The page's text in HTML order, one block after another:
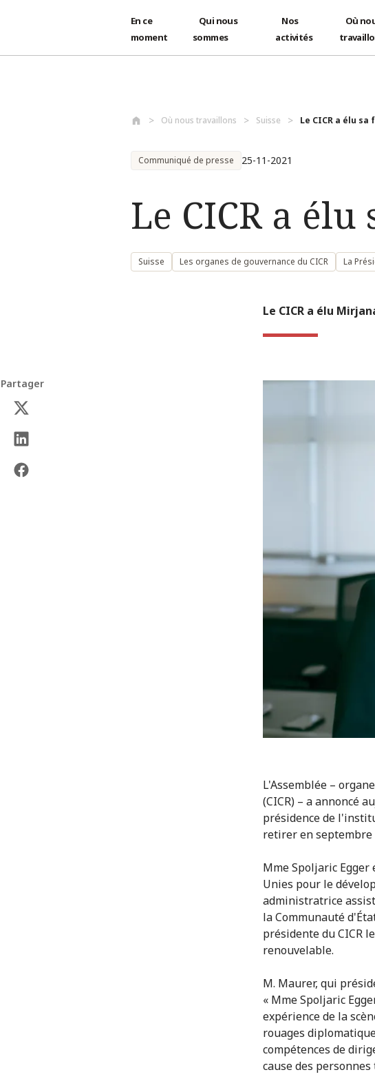
En ce
moment
Qui nous
sommes
Nos
activités
Où
Où nous travaillons Suisse Le CICR a élu
Communiqué de presse 25-11-2021
Le CICR a
Suisse Les organes de gouvernance du CICR La
Le CICR a élu
Partager
L'Assemblée –
(CICR) – a annoncé
présidence de
retirer en septembre
Mme Spoljaric
Unies pour le
administratrice
la Communauté
présidente du CICR
renouvelable.
M. Maurer, qui
« Mme Spoljaric
expérience de la
rouages
compétences de
cause des